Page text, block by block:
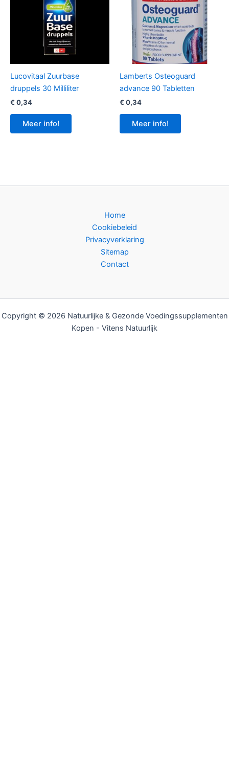
Lucovitaal Zuurbase
druppels 30 Milliliter
€ 0,34
Meer info!
Lamberts Osteoguard
advance 90 Tabletten
€ 0,34
Meer info!
Home
Cookiebeleid
Privacyverklaring
Sitemap
Contact
Copyright © 2026 Natuurlijke & Gezonde Voedingssupplementen
Kopen - Vitens Natuurlijk